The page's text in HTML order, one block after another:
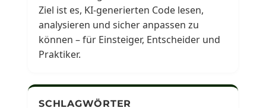
Ziel ist es, KI-generierten Code lesen,
analysieren und sicher anpassen zu
können – für Einsteiger, Entscheider und
Praktiker.
SCHLAGWÖRTER